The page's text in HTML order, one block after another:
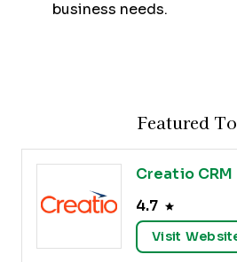
business needs.
Featured
Creatio CRM
4.7
Visit